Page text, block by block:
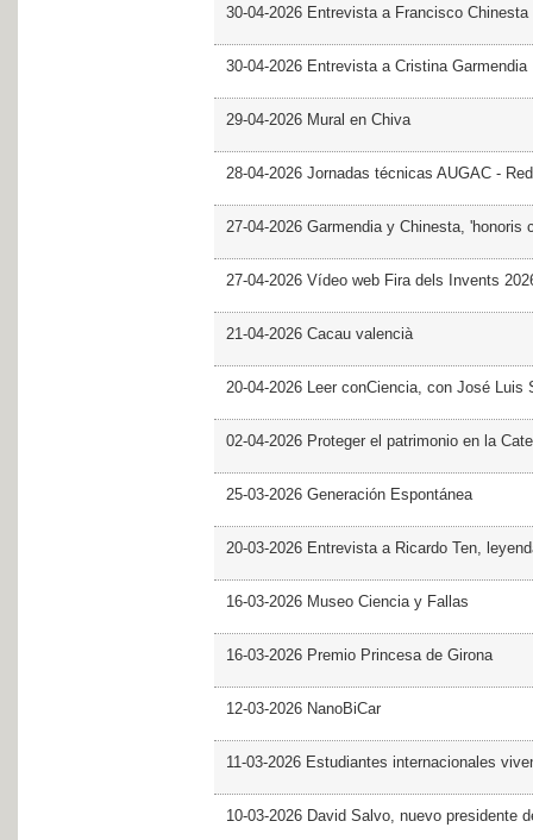
30-04-2026 Entrevista a Francisco Chinesta
30-04-2026 Entrevista a Cristina Garmendia
29-04-2026 Mural en Chiva
28-04-2026 Jornadas técnicas AUGAC -
27-04-2026 Garmendia y Chinesta, 'honoris
27-04-2026 Vídeo web Fira dels Invents
21-04-2026 Cacau valencià
20-04-2026 Leer conCiencia, con José Luis
02-04-2026 Proteger el patrimonio en la
25-03-2026 Generación Espontánea
20-03-2026 Entrevista a Ricardo Ten,
16-03-2026 Museo Ciencia y Fallas
16-03-2026 Premio Princesa de Girona
12-03-2026 NanoBiCar
11-03-2026 Estudiantes internacionales
10-03-2026 David Salvo, nuevo presidente